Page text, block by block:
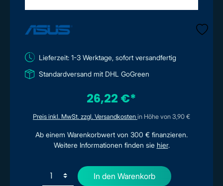
Lieferzeit: 1-3 Werktage, sofort versandfertig
Standardversand mit DHL GoGreen
26,22 €*
Preis inkl. MwSt. zzgl. Versandkosten in Höhe von 3,90 €
Ab einem Warenkorbwert von 300 € finanzieren.
Weitere Informationen finden sie hier.
In den Warenkorb